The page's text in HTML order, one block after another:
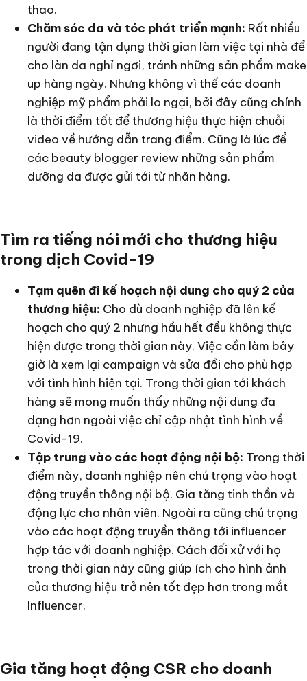
thao.
Chăm sóc da và tóc phát triển mạnh: Rất nhiều
người đang tận dụng thời gian làm việc tại nhà để
cho làn da nghỉ ngơi, tránh những sản phẩm make
up hàng ngày. Nhưng không vì thế các doanh
nghiệp mỹ phẩm phải lo ngại, bởi đây cũng chính
là thời điểm tốt để thương hiệu thực hiện chuỗi
video về hướng dẫn trang điểm. Cũng là lúc để
các beauty blogger review những sản phẩm
dưỡng da được gửi tới từ nhãn hàng.
Tìm ra tiếng nói mới cho thương hiệu
trong dịch Covid-19
Tạm quên đi kế hoạch nội dung cho quý 2 của
thương hiệu: Cho dù doanh nghiệp đã lên kế
hoạch cho quý 2 nhưng hầu hết đều không thực
hiện được trong thời gian này. Việc cần làm bây
giờ là xem lại campaign và sửa đổi cho phù hợp
với tình hình hiện tại. Trong thời gian tới khách
hàng sẽ mong muốn thấy những nội dung đa
dạng hơn ngoài việc chỉ cập nhật tình hình về
Covid-19.
Tập trung vào các hoạt động nội bộ: Trong thời
điểm này, doanh nghiệp nên chú trọng vào hoạt
động truyền thông nội bộ. Gia tăng tinh thần và
động lực cho nhân viên. Ngoài ra cũng chú trọng
vào các hoạt động truyền thông tới influencer
hợp tác với doanh nghiệp. Cách đối xử với họ
trong thời gian này cũng giúp ích cho hình ảnh
của thương hiệu trở nên tốt đẹp hơn trong mắt
Influencer.
Gia tăng hoạt động CSR cho doanh